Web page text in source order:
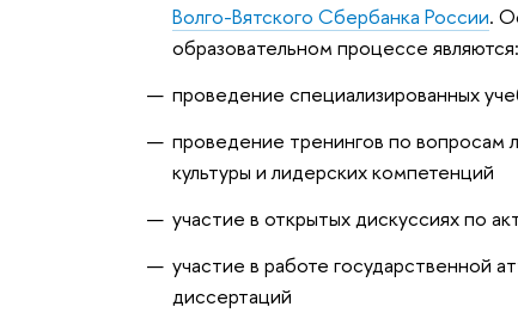
Волго-Вятского Сбербанка России.
образовательном процессе являются:
проведение специализированных
проведение тренингов по вопросам
культуры и лидерских компетенций
участие в открытых дискуссиях по
участие в работе государственной
диссертаций